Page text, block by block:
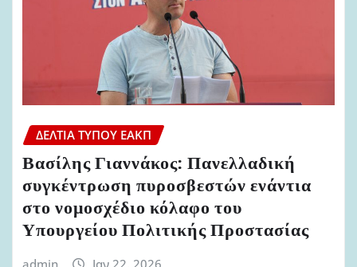
ΔΕΛΤΊΑ ΤΎΠΟΥ ΕΑΚΠ
Βασίλης Γιαννάκος: Πανελλαδική
συγκέντρωση πυροσβεστών ενάντια
στο νομοσχέδιο κόλαφο του
Υπουργείου Πολιτικής Προστασίας
admin Ιαν 22, 2026